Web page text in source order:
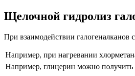
Щелочной гидролиз
При взаимодействии галогеналканов
Например, при нагревании
Например, глицерин можно